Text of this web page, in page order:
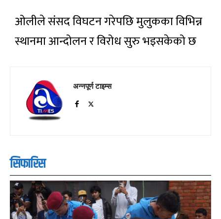
ओलीले संसद विघटन गरेपछि मुलुकका विभिन्न
स्थानमा आन्दोलन र विरोध सुरु भइसकेको छ
अन्नपूर्ण टाइम्स
सिफारिस